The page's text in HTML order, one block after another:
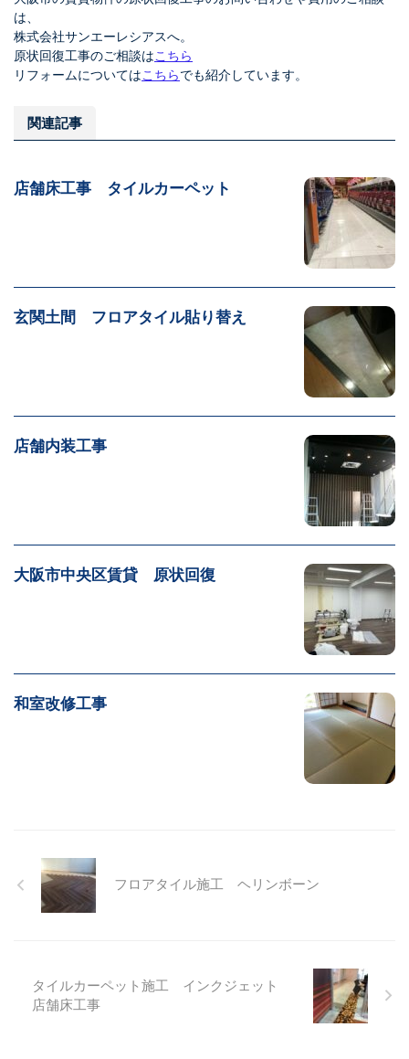
は、
株式会社サンエーレシアスへ。
原状回復工事のご相談はこちら
リフォームについてはこちらでも紹介しています。
関連記事
店舗床工事 タイルカーペット
玄関土間 フロアタイル貼り替え
店舗内装工事
大阪市中央区賃貸 原状回復
和室改修工事
フロアタイル施工 ヘリンボーン
タイルカーペット施工 インクジェット
店舗床工事